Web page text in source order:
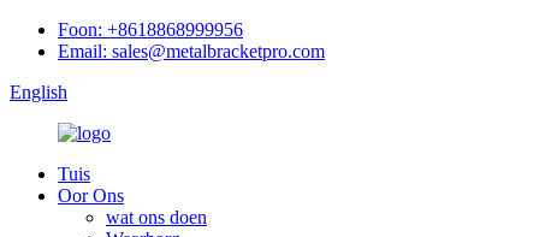
Foon: +8618868999956
Email: sales@metalbracketpro.com
English
Tuis
Oor Ons
wat ons doen